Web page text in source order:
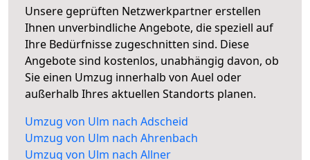
Unsere geprüften Netzwerkpartner erstellen
Ihnen unverbindliche Angebote, die speziell auf
Ihre Bedürfnisse zugeschnitten sind. Diese
Angebote sind kostenlos, unabhängig davon, ob
Sie einen Umzug innerhalb von Auel oder
außerhalb Ihres aktuellen Standorts planen.
Umzug von Ulm nach Adscheid
Umzug von Ulm nach Ahrenbach
Umzug von Ulm nach Allner